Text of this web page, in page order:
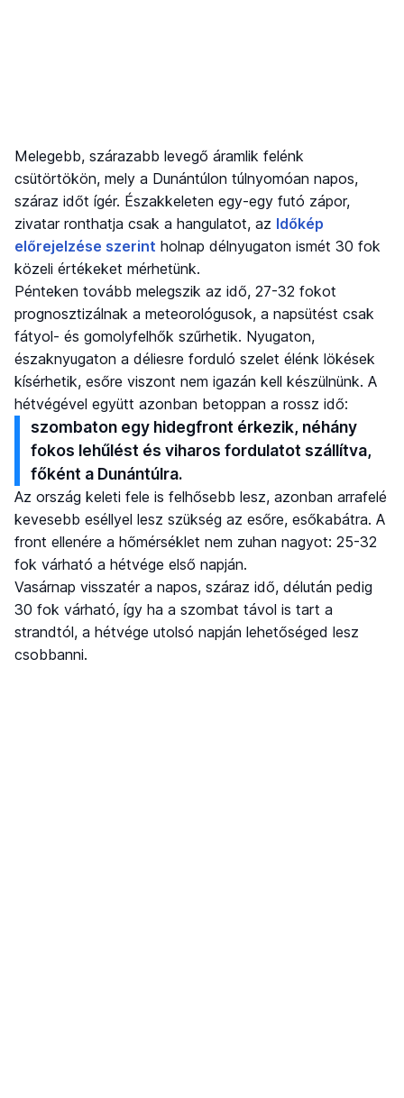
Melegebb, szárazabb levegő áramlik felénk
csütörtökön, mely a Dunántúlon túlnyomóan napos,
száraz időt ígér. Északkeleten egy-egy futó zápor,
zivatar ronthatja csak a hangulatot, az Időkép
előrejelzése szerint holnap délnyugaton ismét 30 fok
közeli értékeket mérhetünk.
Pénteken tovább melegszik az idő, 27-32 fokot
prognosztizálnak a meteorológusok, a napsütést csak
fátyol- és gomolyfelhők szűrhetik. Nyugaton,
északnyugaton a déliesre forduló szelet élénk lökések
kísérhetik, esőre viszont nem igazán kell készülnünk. A
hétvégével együtt azonban betoppan a rossz idő:
szombaton egy hidegfront érkezik, néhány
fokos lehűlést és viharos fordulatot szállítva,
főként a Dunántúlra.
Az ország keleti fele is felhősebb lesz, azonban arrafelé
kevesebb eséllyel lesz szükség az esőre, esőkabátra. A
front ellenére a hőmérséklet nem zuhan nagyot: 25-32
fok várható a hétvége első napján.
Vasárnap visszatér a napos, száraz idő, délután pedig
30 fok várható, így ha a szombat távol is tart a
strandtól, a hétvége utolsó napján lehetőséged lesz
csobbanni.